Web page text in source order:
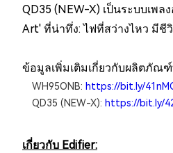
QD35 (NEW-X) เป็นระบบเพ
Art' ที่น่าทึ่ง: ไฟที่สว่างไหว มีชี
ข้อมูลเพิ่มเติมเกี่ยวกับผลิตภัณ
WH95ONB: https://bit.ly/
QD35 (NEW-X): https://bit.ly/
เกี่ยวกับ Edifier: